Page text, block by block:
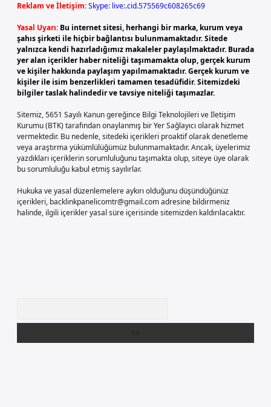
Reklam ve İletişim:Skype: live:.cid.575569c608265c69
Yasal Uyarı: Bu internet sitesi, herhangi bir marka, kurum veya
şahıs şirketi ile hiçbir bağlantısı bulunmamaktadır. Sitede
yalnızca kendi hazırladığımız makaleler paylaşılmaktadır. Burada
yer alan içerikler haber niteliği taşımamakta olup, gerçek kurum
ve kişiler hakkında paylaşım yapılmamaktadır. Gerçek kurum ve
kişiler ile isim benzerlikleri tamamen tesadüfidir. Sitemizdeki
bilgiler taslak halindedir ve tavsiye niteliği taşımazlar.
Sitemiz, 5651 Sayılı Kanun gereğince Bilgi Teknolojileri ve İletişim
Kurumu (BTK) tarafından onaylanmış bir Yer Sağlayıcı olarak hizmet
vermektedir. Bu nedenle, sitedeki içerikleri proaktif olarak denetleme
veya araştırma yükümlülüğümüz bulunmamaktadır. Ancak, üyelerimiz
yazdıkları içeriklerin sorumluluğunu taşımakta olup, siteye üye olarak
bu sorumluluğu kabul etmiş sayılırlar.
Hukuka ve yasal düzenlemelere aykırı olduğunu düşündüğünüz
içerikleri, backlinkpanelicomtr@gmail.comadresine bildirmeniz
halinde, ilgili içerikler yasal süre içerisinde sitemizden kaldırılacaktır.